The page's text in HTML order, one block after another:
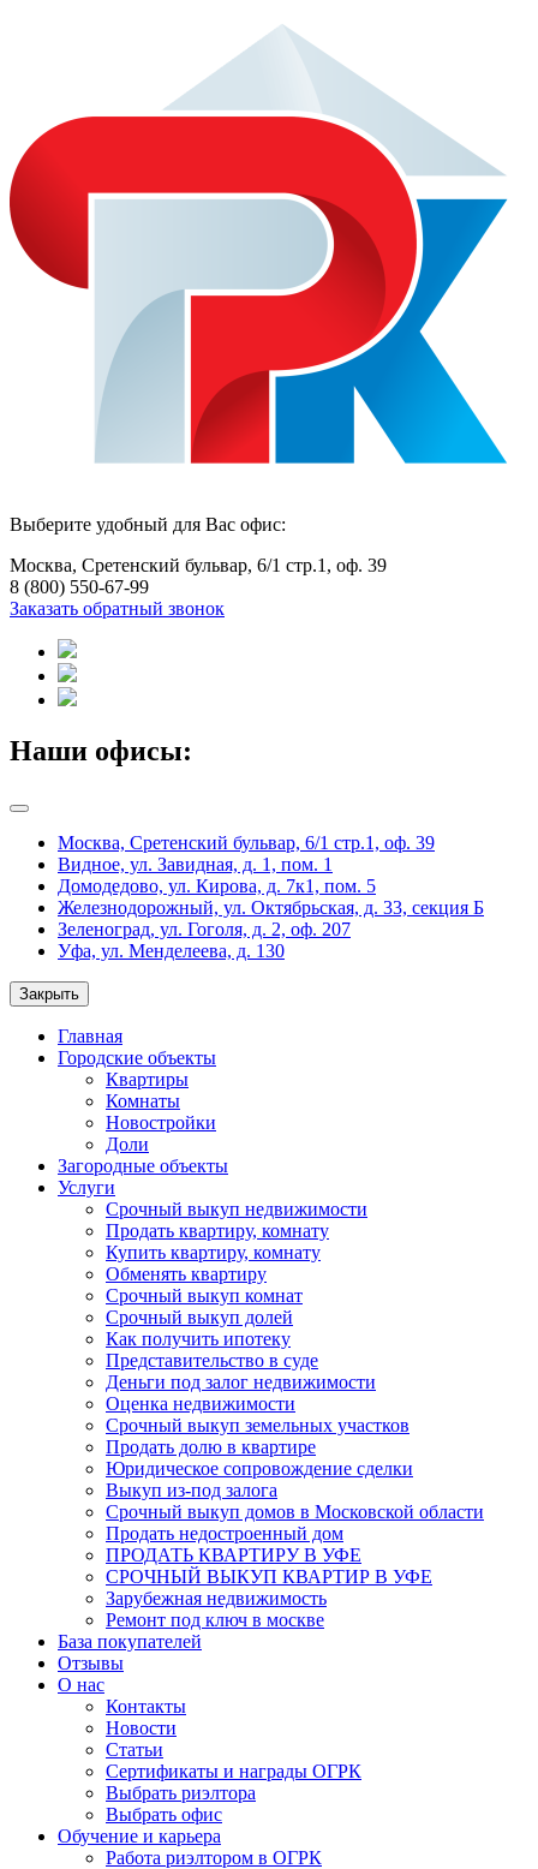
Выберите удобный для Вас офис:
Москва, Сретенский бульвар, 6/1 стр.1, оф. 39
8 (800) 550-67-99
Заказать обратный звонок
Наши офисы:
Москва, Сретенский бульвар, 6/1 стр.1, оф. 39
Видное, ул. Завидная, д. 1, пом. 1
Домодедово, ул. Кирова, д. 7к1, пом. 5
Железнодорожный, ул. Октябрьская, д. 33, секция Б
Зеленоград, ул. Гоголя, д. 2, оф. 207
Уфа, ул. Менделеева, д. 130
Закрыть
Главная
Городские объекты
Квартиры
Комнаты
Новостройки
Доли
Загородные объекты
Услуги
Срочный выкуп недвижимости
Продать квартиру, комнату
Купить квартиру, комнату
Обменять квартиру
Срочный выкуп комнат
Срочный выкуп долей
Как получить ипотеку
Представительство в суде
Деньги под залог недвижимости
Оценка недвижимости
Срочный выкуп земельных участков
Продать долю в квартире
Юридическое сопровождение сделки
Выкуп из-под залога
Срочный выкуп домов в Московской области
Продать недостроенный дом
ПРОДАТЬ КВАРТИРУ В УФЕ
СРОЧНЫЙ ВЫКУП КВАРТИР В УФЕ
Зарубежная недвижимость
Ремонт под ключ в москве
База покупателей
Отзывы
О нас
Контакты
Новости
Статьи
Сертификаты и награды ОГРК
Выбрать риэлтора
Выбрать офис
Обучение и карьера
Работа риэлтором в ОГРК